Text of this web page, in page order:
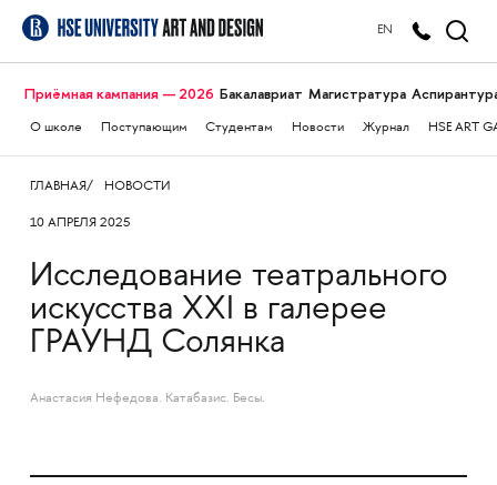
EN
Приёмная кампания — 2026 Бакалавриат Магистратура
О школе Поступающим Студентам Новости Журнал HSE ART
ГЛАВНАЯ НОВОСТИ
10 АПРЕЛЯ 2025
Исследование театрального
искусства XXI в галерее
ГРАУНД Солянка
Анастасия Нефедова. Катабазис. Бесы.